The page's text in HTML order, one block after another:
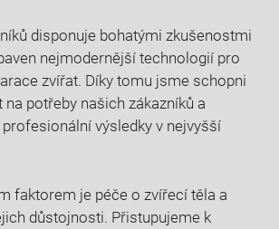
disponuje bohatými zkušenostmi
nejmodernější technologií⁢ pro
zvířat. Díky tomu ‌jsme schopni
na potřeby ⁢našich zákazníků a⁤
výsledky v nejvyšší
faktorem je péče o zvířecí⁢ těla a⁣
důstojnosti. Přistupujeme k‌